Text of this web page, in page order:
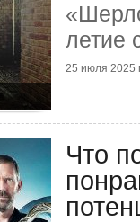
летие
25 июля 2025
Что